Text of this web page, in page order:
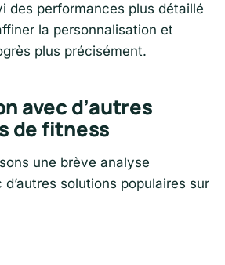
des performances plus détaillé
la personnalisation et
plus précisément.
avec d’autres
de fitness
une brève analyse
solutions populaires sur